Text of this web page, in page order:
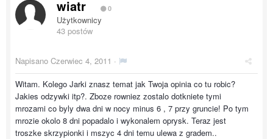
wiatr 0
Użytkownicy
43 postów
Napisano Czerwiec 4, 2011 ·
Witam. Kolego Jarki znasz temat jak Twoja opinia co tu robic?
Jakies odzywki itp?. Zboze rowniez zostalo dotkniete tymi
mrozami co byly dwa dni w nocy minus 6 , 7 przy gruncie! Po tym
mrozie okolo 8 dni popadalo i wykonalem oprysk. Teraz jest
troszke skrzypionki i mszyc 4 dni temu ulewa z gradem..